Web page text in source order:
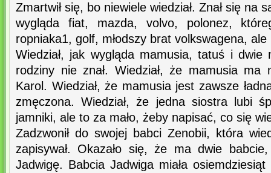
Zmartwił się, bo niewiele wiedział. Znał się na
wygląda fiat, mazda, volvo, polonez,
ropniaka1, golf, młodszy brat volkswagena, ale
Wiedział, jak wygląda mamusia, tatuś i dwie
rodziny nie znał. Wiedział, że mamusia
Karol. Wiedział, że mamusia jest zawsze
zmęczona. Wiedział, że jedna siostra lubi
jamniki, ale to za mało, żeby napisać, co się
Zadzwonił do swojej babci Zenobii, która
zapisywał. Okazało się, że ma dwie
Jadwigę. Babcia Jadwiga miała